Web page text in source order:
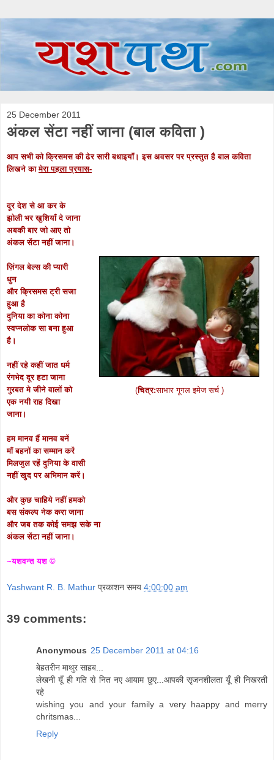
25 December 2011
अंकल सेंटा नहीं जाना (बाल कविता )
आप सभी को क्रिसमस की ढेर सारी बधाइयाँ। इस अवसर पर प्रस्तुत है बाल कविता
लिखने कामेरा पहला प्रयास-
दूर देश से आ कर के
झोली भर खुशियाँ दे जाना
अबकी बार जो आए तो
अंकल सेंटा नहीं जाना।
(चित्र:साभार गूगल इमेज सर्च )
ज़िंगल बेल्स की प्यारी
धुन
और क्रिसमस ट्री सजा
हुआ है
दुनिया का कोना कोना
स्वप्नलोक सा बना हुआ
है।
नहीं रहे कहीं जात धर्म
रंगभेद दूर हटा जाना
गुरबत मे जीने वालों को
एक नयी राह दिखा
जाना।
हम मानव हैं मानव बनें
माँ बहनों का सम्मान करें
मिलजुल रहें दुनिया के वासी
नहीं खुद पर अभिमान करें।
और कुछ चाहिये नहीं हमको
बस संकल्प नेक करा जाना
और जब तक कोई समझ सके ना
अंकल सेंटा नहीं जाना।
~यशवन्त यश ©
Yashwant R. B. Mathur प्रकाशन समय 4:00:00 am
39 comments:
Anonymous 25 December 2011 at 04:16
बेहतरीन माथुर साहब...
लेखनी यूँ ही गति से नित नए आयाम छुए...आपकी सृजनशीलता यूँ ही निखरती
रहे
wishing you and your family a very haappy and merry
chritsmas...
Reply